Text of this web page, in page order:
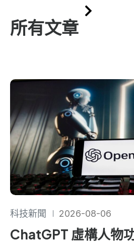
所有文章
科技新聞 2026-08-06
ChatGPT 虛構人物